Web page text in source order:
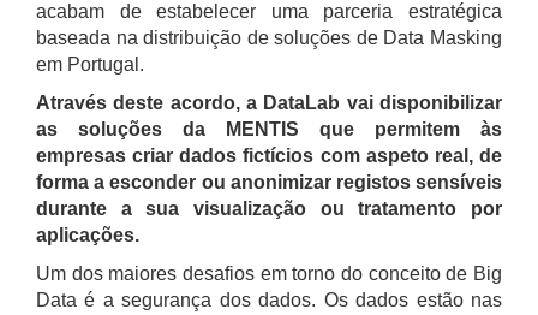
acabam de estabelecer uma parceria estratégica
baseada na distribuição de soluções de Data Masking
em Portugal.
Através deste acordo, a DataLab vai disponibilizar
as soluções da MENTIS que permitem às
empresas criar dados fictícios com aspeto real, de
forma a esconder ou anonimizar registos sensíveis
durante a sua visualização ou tratamento por
aplicações.
Um dos maiores desafios em torno do conceito de Big
Data é a segurança dos dados. Os dados estão nas